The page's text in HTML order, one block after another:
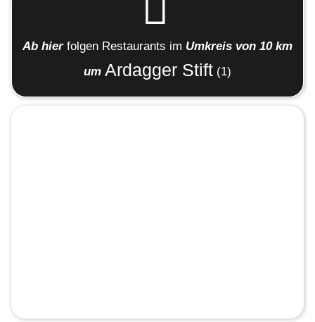
Ab hier folgen Restaurants im Umkreis von 10 km
um Ardagger Stift (1)